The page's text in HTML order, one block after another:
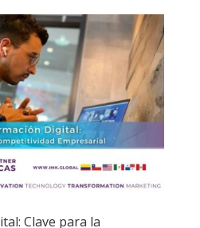
Clave para la